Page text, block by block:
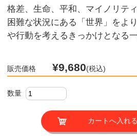
格差、生命、平和、マイノリテ
困難な状況にある「世界」をよ
や行動を考えるきっかけとなる一
販売価格 ¥9,680(税込)
数量